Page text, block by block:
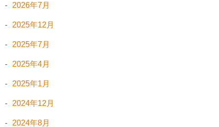
2026年7月
2025年12月
2025年7月
2025年4月
2025年1月
2024年12月
2024年8月